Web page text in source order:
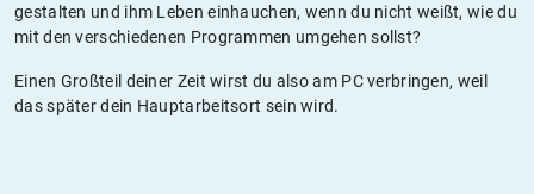
gestalten und ihm Leben einhauchen, wenn du nicht weißt, wie du
mit den verschiedenen Programmen umgehen sollst?
Einen Großteil deiner Zeit wirst du also am PC verbringen, weil
das später dein Hauptarbeitsort sein wird.